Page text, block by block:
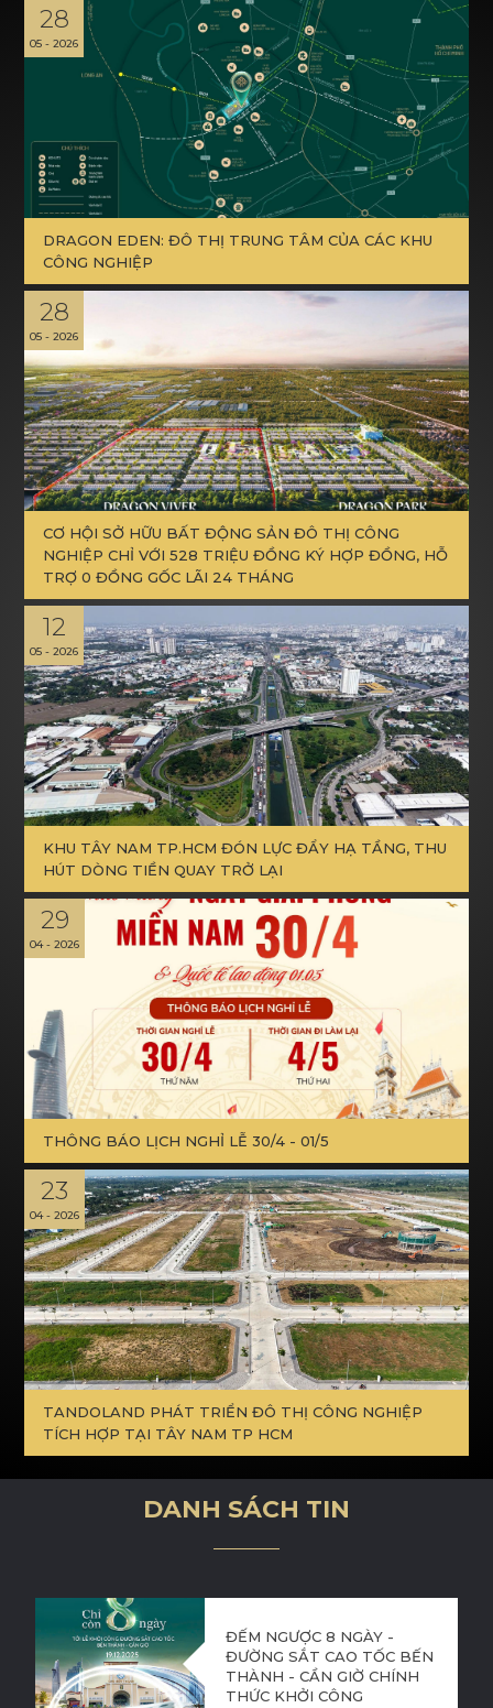
CƠ H I NGHỀ NG HIỆP
L IÊN H Ệ
28
05 - 2026
DRAGON EDEN: ĐÔ THỊ TRUNG TÂM CỦA CÁC KHU
CÔNG NGHIỆP
28
05 - 2026
CƠ HỘI SỞ HỮU BẤT ĐỘNG SẢN ĐÔ THỊ CÔNG
NGHIỆP CHỈ VỚI 528 TRIỆU ĐỒNG KÝ HỢP ĐỒNG, HỖ
TRỢ 0 ĐỒNG GỐC LÃI 24 THÁNG
12
05 - 2026
KHU TÂY NAM TP.HCM ĐÓN LỰC ĐẨY HẠ TẦNG, THU
HÚT DÒNG TIỀN QUAY TRỞ LẠI
29
04 - 2026
THÔNG BÁO LỊCH NGHỈ LỄ 30/4 - 01/5
23
04 - 2026
TANDOLAND PHÁT TRIỂN ĐÔ THỊ CÔNG NGHIỆP
TÍCH HỢP TẠI TÂY NAM TP HCM
DANH SÁCH TIN
ĐẾM NGƯỢC 8 NGÀY -
ĐƯỜNG SẮT CAO TỐC BẾN
THÀNH - CẦN GIỜ CHÍNH
THỨC KHỞI CÔNG